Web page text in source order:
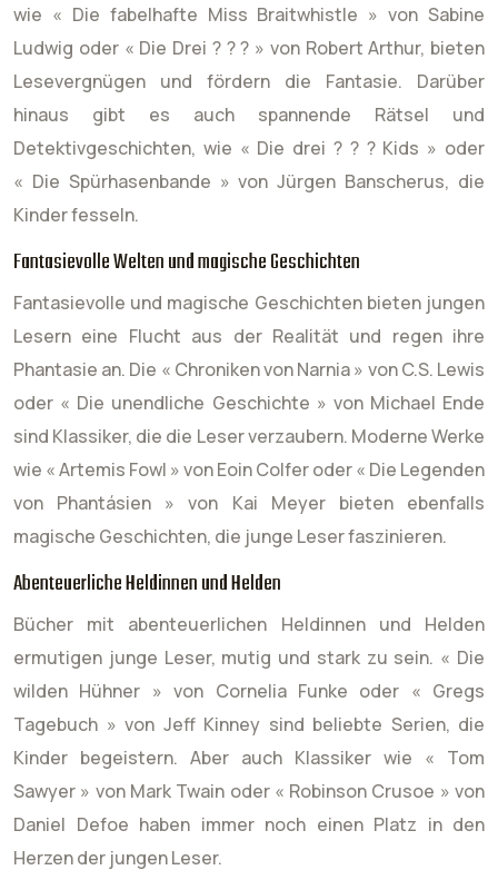
wie « Die fabelhafte Miss Braitwhistle » von Sabine
Ludwig oder « Die Drei ? ? ? » von Robert Arthur, bieten
Lesevergnügen und fördern die Fantasie. Darüber
hinaus gibt es auch spannende Rätsel und
Detektivgeschichten, wie « Die drei ? ? ? Kids » oder
« Die Spürhasenbande » von Jürgen Banscherus, die
Kinder fesseln.
Fantasievolle Welten und magische Geschichten
Fantasievolle und magische Geschichten bieten jungen
Lesern eine Flucht aus der Realität und regen ihre
Phantasie an. Die « Chroniken von Narnia » von C.S. Lewis
oder « Die unendliche Geschichte » von Michael Ende
sind Klassiker, die die Leser verzaubern. Moderne Werke
wie « Artemis Fowl » von Eoin Colfer oder « Die Legenden
von Phantásien » von Kai Meyer bieten ebenfalls
magische Geschichten, die junge Leser faszinieren.
Abenteuerliche Heldinnen und Helden
Bücher mit abenteuerlichen Heldinnen und Helden
ermutigen junge Leser, mutig und stark zu sein. « Die
wilden Hühner » von Cornelia Funke oder « Gregs
Tagebuch » von Jeff Kinney sind beliebte Serien, die
Kinder begeistern. Aber auch Klassiker wie « Tom
Sawyer » von Mark Twain oder « Robinson Crusoe » von
Daniel Defoe haben immer noch einen Platz in den
Herzen der jungen Leser.